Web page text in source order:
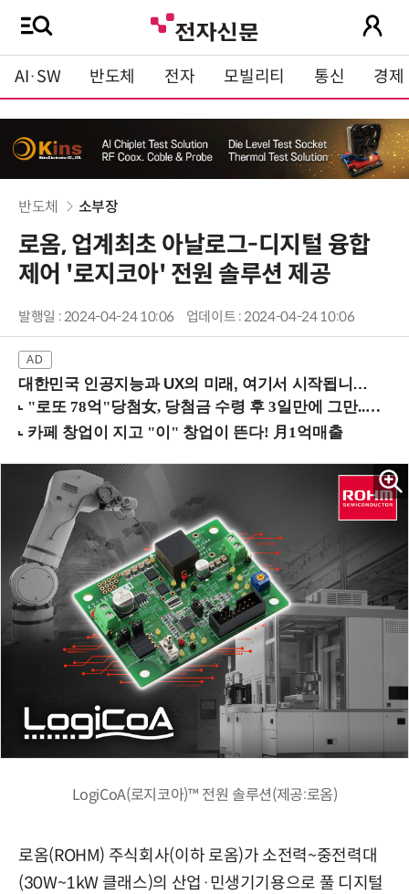
AI·SW 반도체 전자 모빌리티 통신 경제
반도체 소부장
로옴, 업계최초 아날로그-디지털 융합
제어 '로지코아' 전원 솔루션 제공
발행일 : 2024-04-24 10:06 업데이트 : 2024-04-24 10:06
대한민국 인공지능과 UX의 미래, 여기서 시작됩니다! (9/2 강남역)
LogiCoA(로지코아)™ 전원 솔루션(제공:로옴)
로옴(ROHM) 주식회사(이하 로옴)가 소전력~중전력대
(30W~1kW 클래스)의 산업·민생기기용으로 풀 디지털